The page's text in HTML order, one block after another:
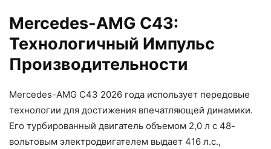
Mercedes-AMG C43:
Технологичный Импульс
Производительности
Mercedes-AMG C43 2026 года использует передовые
технологии для достижения впечатляющей динамики.
Его турбированный двигатель объемом 2,0 л с 48-
вольтовым электродвигателем выдает 416 л.с.,